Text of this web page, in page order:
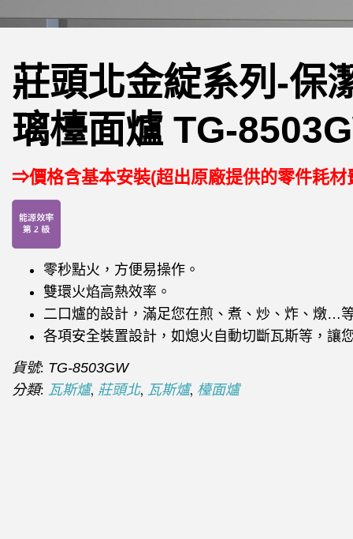
莊頭北金綻系列-保
璃檯面爐 TG-
⇒價格含基本安裝(超出原廠提供的零件耗材
零秒點火，方便易操作。
雙環火焰高熱效率。
二口爐的設計，滿足您在煎、煮、炒、炸、燉…
各項安全裝置設計，如熄火自動切斷瓦斯等，讓
貨號: TG-8503GW
分類: 瓦斯爐, 莊頭北, 瓦斯爐, 檯面爐